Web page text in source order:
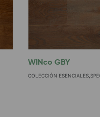
WINco GBY
COLECCIÓN